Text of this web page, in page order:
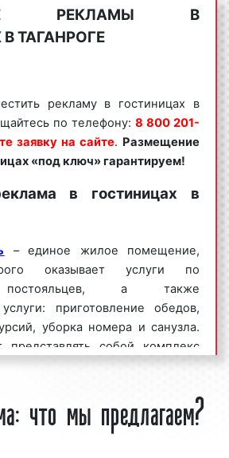
на сайте . Размещение
рекламы в гостиницах
рядом факторов:
контактов;
аудитории;
рекламных форматов;
воздействие на целевую
является эффективным
потока клиентов и
продаж. Многие клиенты
агентства используют рекламу
основе, добиваясь при
по всей
этапы проведения рекламных
РЕКЛАМЫ В
ТАГАНРОГЕ
рекламу в гостиницах в
по телефону: 8 800 201-
заявку на сайте. Размещение
«под ключ» гарантируем!
в гостиницах в
– единое жилое помещение,
оказывает услуги по
постояльцев, а также
приготовление обедов,
уборка номера и санузла.
представлять собой комплекс
парковку, бассейн,
в зависимости от
услуг и комфортабельности
что мы предлагаем?